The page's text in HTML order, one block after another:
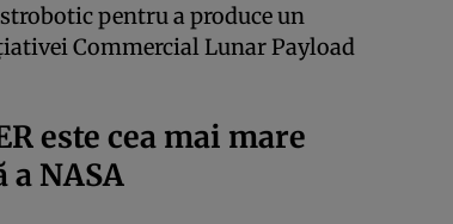
pentru a produce un
Commercial Lunar Payload
este cea mai mare
NASA